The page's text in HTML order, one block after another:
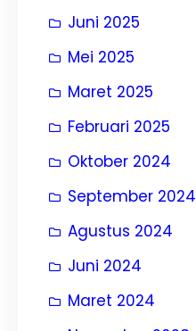
Juni 2025
Mei 2025
Maret 2025
Februari 2025
Oktober 2024
September 2024
Agustus 2024
Juni 2024
Maret 2024